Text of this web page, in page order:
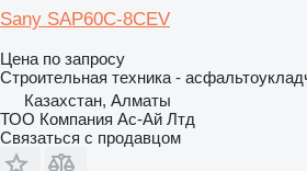
Sany SAP60C-8CEV
Цена по запросу
Строительная техника -
Казахстан, Алматы
ТОО Компания Ас-Ай Лтд
Связаться с продавцом